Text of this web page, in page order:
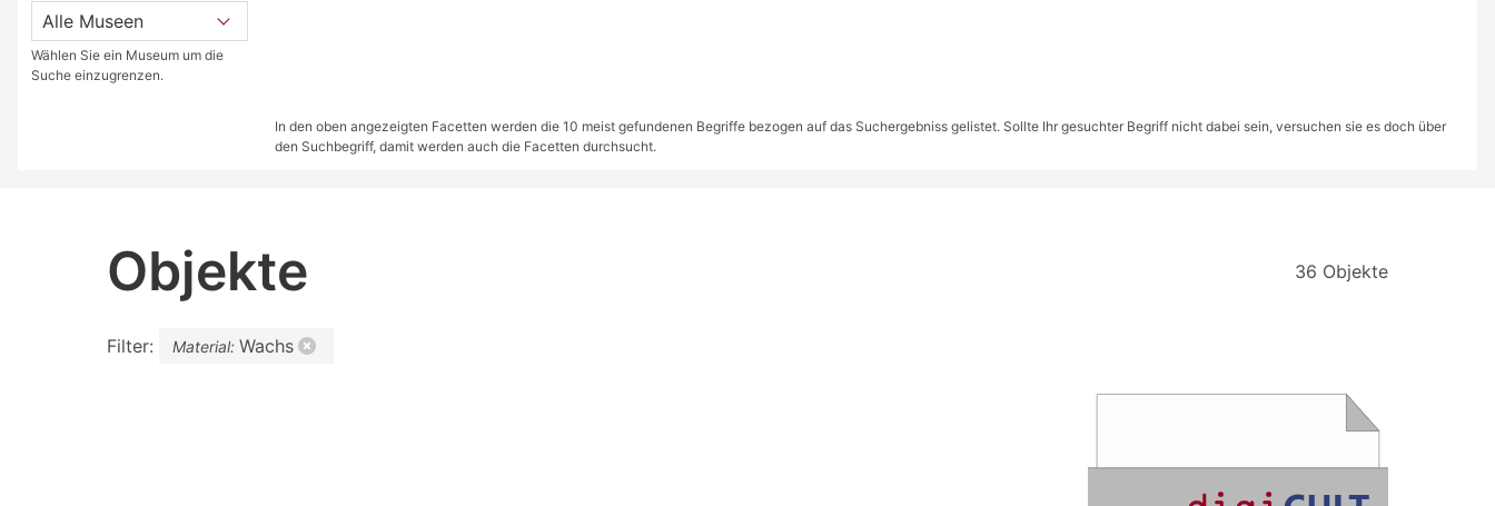
Wählen Sie ein Museum um die
Suche einzugrenzen.
In den oben angezeigten Facetten werden die 10 meist gefundenen Begriffe bezogen auf das Suchergebniss gelistet. Sollte Ihr gesuchter Begriff nicht dabei sein, versuchen sie es doch über
den Suchbegriff, damit werden auch die Facetten durchsucht.
Objekte 36 Objekte
Filter: Material: Wachs